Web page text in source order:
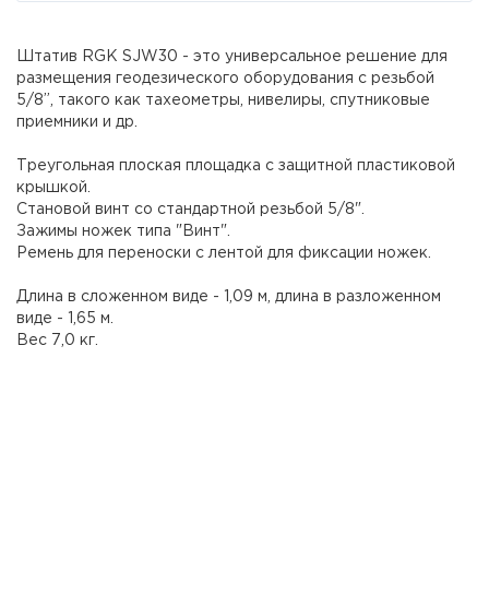
Штатив RGK SJW30 - это универсальное решение для
размещения геодезического оборудования с резьбой
5/8”, такого как тахеометры, нивелиры, спутниковые
приемники и др.
Треугольная плоская площадка с защитной пластиковой
крышкой.
Становой винт со стандартной резьбой 5/8".
Зажимы ножек типа "Винт".
Ремень для переноски с лентой для фиксации ножек.
Длина в сложенном виде - 1,09 м, длина в разложенном
виде - 1,65 м.
Вес 7,0 кг.